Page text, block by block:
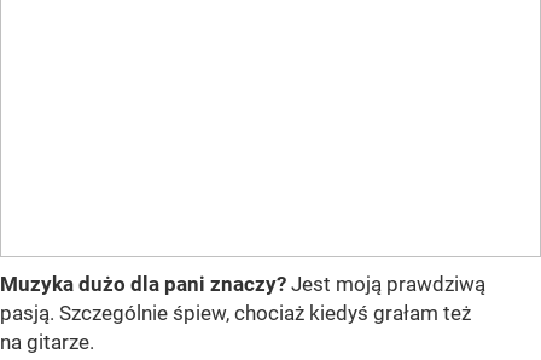
Muzyka dużo dla pani znaczy? Jest moją prawdziwą
pasją. Szczególnie śpiew, chociaż kiedyś grałam też
na gitarze.